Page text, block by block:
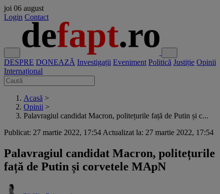
joi 06 august
Login Contact
DESPRE DONEAZĂ Investigații Eveniment Politică Justiție Opinii
Internațional
Acasă >
Opinii >
Palavragiul candidat Macron, politețurile față de Putin și c...
Publicat: 27 martie 2022, 17:54 Actualizat la: 27 martie 2022, 17:54
Palavragiul candidat Macron, politețurile
față de Putin și corvetele MApN